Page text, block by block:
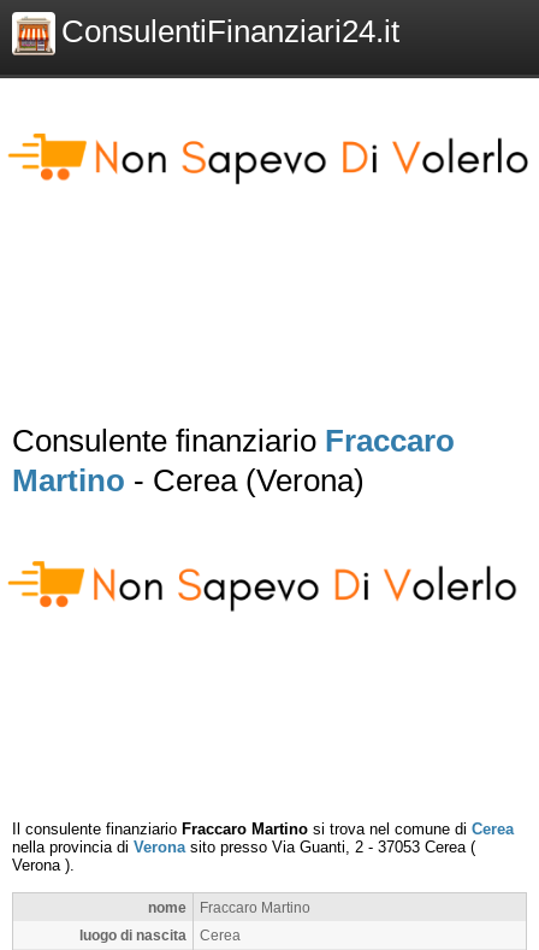
ConsulentiFinanziari24.it
Consulente finanziario Fraccaro
Martino - Cerea (Verona)
Il consulente finanziario Fraccaro Martino si trova nel comune di Cerea
nella provincia di Veronasito presso Via Guanti, 2 - 37053 Cerea(
Verona).
nome
Fraccaro Martino
luogo di nascita
Cerea